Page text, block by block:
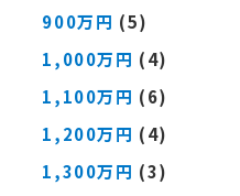
900万円 (5)
1,000万円 (4)
1,100万円 (6)
1,200万円 (4)
1,300万円 (3)